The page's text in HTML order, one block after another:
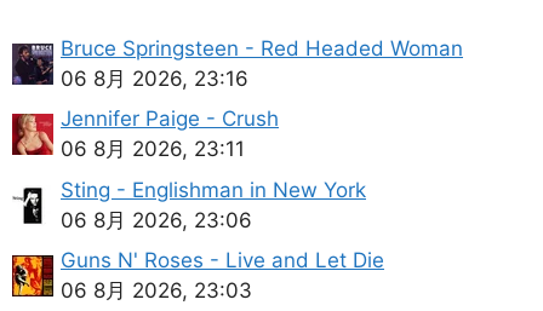
Bruce Springsteen - Red Headed Woman
06 8月 2026, 23:16
Jennifer Paige - Crush
06 8月 2026, 23:11
Sting - Englishman in New York
06 8月 2026, 23:06
Guns N' Roses - Live and Let Die
06 8月 2026, 23:03